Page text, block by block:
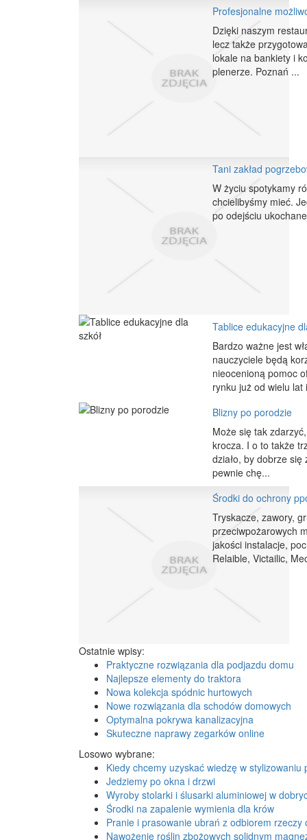
Profesjonalne
Dzięki naszym
lecz także
lokale na bankiety i
plenerze. Poznań ...
Tani zakład
W życiu spotykamy
chcielibyśmy mieć.
po odejściu
Tablice edukacyjne
Bardzo ważne jest
nauczyciele będą
nieocenioną pomoc
rynku już od wielu lat
Blizny po porodzie
Może się tak
krocza. I o to także
działo, by dobrze się
pewnie chę...
Środki do ochrony
Tryskacze, zawory,
przeciwpożarowych
jakości instalacje,
Relaible, Victailic,
Ostatnie wpisy:
Praktyczne rozwiązania dla podjazdu domu
Najlepsze elementy do traktora
Nowa kolekcja spódnic hurtowych
Nowe rozwiązania dla schodów domowych
Optymalna pokrywa kanalizacyjna
Skuteczne naprawy zegarków online
Losowo wybrane:
Kiedy chcemy uzyskać wiedzę w stylizowaniu
Jedziemy po okna i drzwi
Wyroby stolarki i ślusarki aluminiowej w
Środki na zapalenie wymienia dla krów
Pranie i prasowanie ubrań z odbiorem rzeczy
Nawożenie roślin zbożowych solidnym